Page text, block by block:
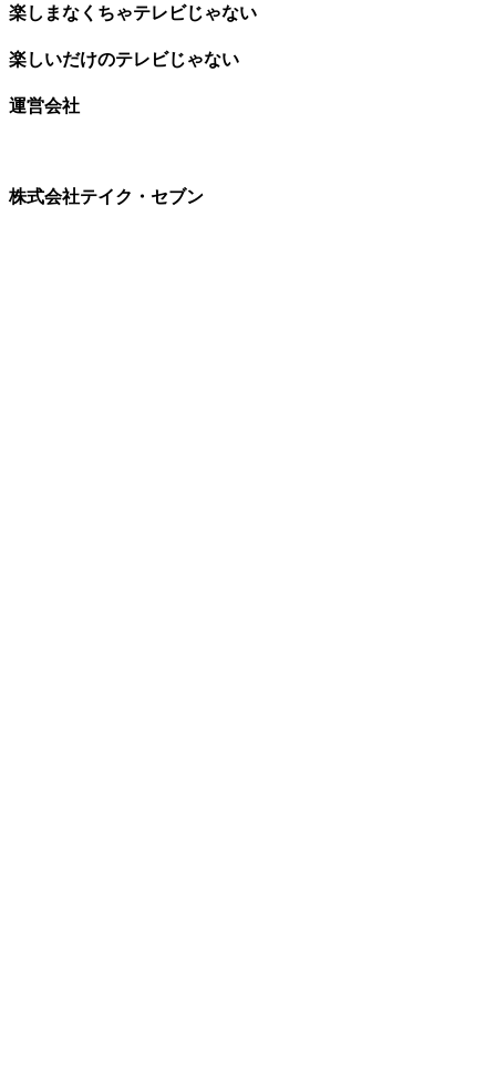
楽しまなくちゃテレビじゃない
楽しいだけのテレビじゃない
運営会社
株式会社テイク・セブン